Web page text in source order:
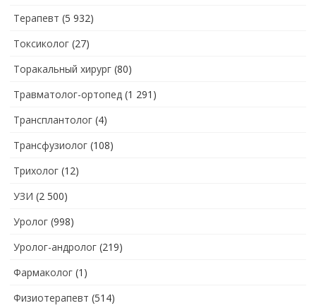
Терапевт (5 932)
Токсиколог (27)
Торакальный хирург (80)
Травматолог-ортопед (1 291)
Трансплантолог (4)
Трансфузиолог (108)
Трихолог (12)
УЗИ (2 500)
Уролог (998)
Уролог-андролог (219)
Фармаколог (1)
Физиотерапевт (514)